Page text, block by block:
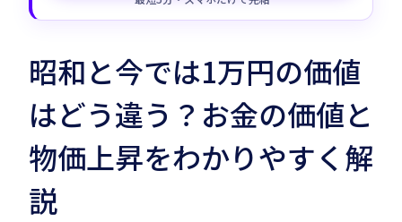
昭和と今では1万円の価値
はどう違う？お金の価値と
物価上昇をわかりやすく解
説